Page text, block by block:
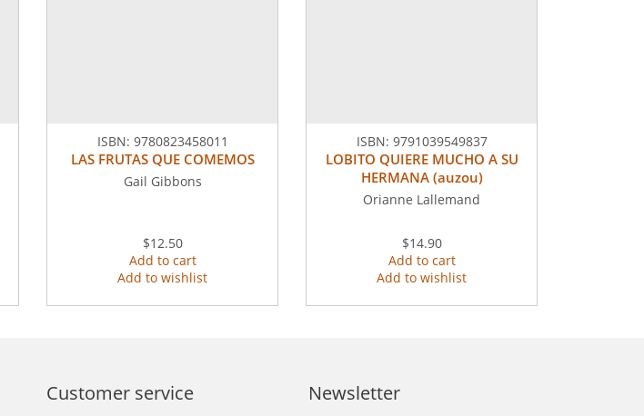
ISBN: 9780823458011
LAS FRUTAS QUE COMEMOS
Gail Gibbons
$12.50
Add to cart
Add to wishlist
ISBN: 9791039549837
LOBITO QUIERE MUCHO A SU
HERMANA (auzou)
Orianne Lallemand
$14.90
Add to cart
Add to wishlist
Customer service Newsletter